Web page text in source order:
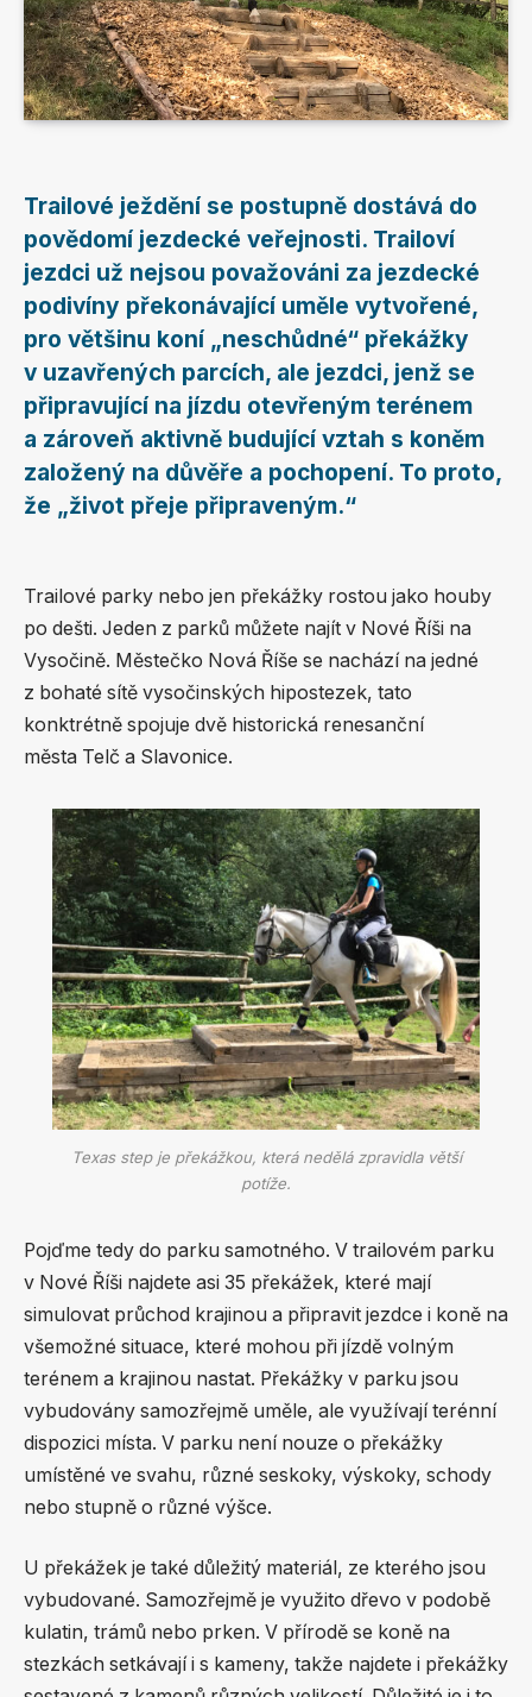
Trailové ježdění se postupně dostává do
povědomí jezdecké veřejnosti. Trailoví
jezdci už nejsou považováni za jezdecké
podivíny překonávající uměle vytvořené,
pro většinu koní „neschůdné“ překážky
v uzavřených parcích, ale jezdci, jenž se
připravující na jízdu otevřeným terénem
a zároveň aktivně budující vztah s koněm
založený na důvěře a pochopení. To proto,
že „život přeje připraveným.“
Trailové parky nebo jen překážky rostou jako houby
po dešti. Jeden z parků můžete najít v Nové Říši na
Vysočině. Městečko Nová Říše se nachází na jedné
z bohaté sítě vysočinských hipostezek, tato
konktrétně spojuje dvě historická renesanční
města Telč a Slavonice.
Texas step je překážkou, která nedělá zpravidla větší
potíže.
Pojďme tedy do parku samotného. V trailovém parku
v Nové Říši najdete asi 35 překážek, které mají
simulovat průchod krajinou a připravit jezdce i koně na
všemožné situace, které mohou při jízdě volným
terénem a krajinou nastat. Překážky v parku jsou
vybudovány samozřejmě uměle, ale využívají terénní
dispozici místa. V parku není nouze o překážky
umístěné ve svahu, různé seskoky, výskoky, schody
nebo stupně o různé výšce.
U překážek je také důležitý materiál, ze kterého jsou
vybudované. Samozřejmě je využito dřevo v podobě
kulatin, trámů nebo prken. V přírodě se koně na
stezkách setkávají i s kameny, takže najdete i překážky